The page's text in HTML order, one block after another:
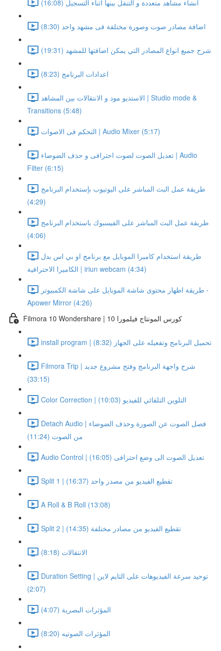
انشاء مشاهد متعددة و التنقل بينها اثناء التسجيل (16:08)
اضافة مصادر صوت وصورة مختلفة فى مشهد واحد (8:30)
شرح جميع انواع المصادر التي يمكن اضافتها للمشهد (19:31)
اعدادات البرنامج (8:23)
الاستديو مود و الانتقالات بين المشاهد | Studio mode &
Transitions (5:48)
التحكم فى الاصوات | Audio Mixer (5:17)
تعديل الصوت لصوت احترافى و حذف الضوضاء | Audio
Filter (6:15)
طريقة عمل البث المباشر على اليوتيوب بإستخدام البرنامج
(4:29)
طريقة عمل البث المباشر على الفيسبوك باستخدام البرنامج
(4:06)
طريقة استخدام كاميرا الموبايل مع برنامج او بي اس بدل
الكاميرا الاحترافية | iriun webcam (4:34)
طريقة اظهار محتوى شاشة الموبايل على شاشة الكمبيوتر -
Apower Mirror (4:26)
Filmora 10 Wondershare | كورس المونتاج فيلمورا 10
install program | تحميل البرنامج وتفعيله على الجهاز (8:32)
Filmora Trip | شرح واجهة البرنامج وفتح مشروع جديد
(33:15)
Color Correction | التلوين التلقائي للفيديو (10:03)
Detach Audio | فصل الصوت عن الصورة وحذف الضوضاء
من الصوت (11:24)
Audio Control | تعديل الصوت الى وضع احترافى (16:05)
Split 1 | تقطيع الفيديو من مصدر واحد (16:37)
A Roll & B Roll (13:08)
Split 2 | تقطيع الفيديو من مصادر مختلفة (14:35)
الانتقالات (8:18)
Duration Setting | توحيد سرعة الفيديوهات على التايم لاين
(2:07)
المؤثرات البصرية (4:07)
المؤثرات الصوتيه (8:20)